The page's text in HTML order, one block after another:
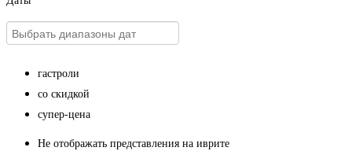
гастроли
со скидкой
супер-цена
Не отображать представления на иврите